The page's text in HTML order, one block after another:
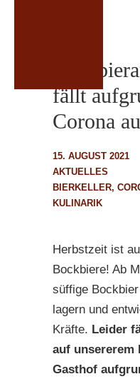
fällt
Corona
15. AUGUST 2021
AKTUELLES
BIERKELLER,
KULINARIK
Herbstzeit ist
Bockbiere! Ab
süffige
lagern und
Kräfte. Leider
auf unsererem
Gasthof